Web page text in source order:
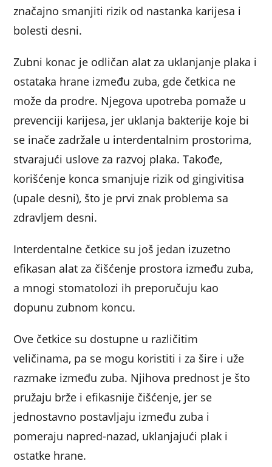
značajno smanjiti rizik od nastanka karijesa i
bolesti desni.
Zubni konac je odličan alat za uklanjanje plaka i
ostataka hrane između zuba, gde četkica ne
može da prodre. Njegova upotreba pomaže u
prevenciji karijesa, jer uklanja bakterije koje bi
se inače zadržale u interdentalnim prostorima,
stvarajući uslove za razvoj plaka. Takođe,
korišćenje konca smanjuje rizik od gingivitisa
(upale desni), što je prvi znak problema sa
zdravljem desni.
Interdentalne četkice su još jedan izuzetno
efikasan alat za čišćenje prostora između zuba,
a mnogi stomatolozi ih preporučuju kao
dopunu zubnom koncu.
Ove četkice su dostupne u različitim
veličinama, pa se mogu koristiti i za šire i uže
razmake između zuba. Njihova prednost je što
pružaju brže i efikasnije čišćenje, jer se
jednostavno postavljaju između zuba i
pomeraju napred-nazad, uklanjajući plak i
ostatke hrane.